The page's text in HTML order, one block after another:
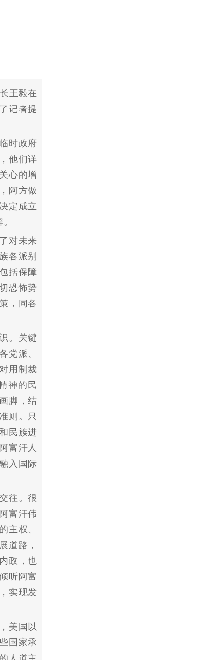
王毅在
记者提
时政府
他们详
心的增
阿方做
定成立
对未来
各派别
括保障
恐怖势
，同各
。关键
党派、
用制裁
神的民
脚，结
则。只
民族进
富汗人
入国际
往。很
富汗伟
主权、
道路，
政，也
听阿富
实现发
美国以
国家承
人道主